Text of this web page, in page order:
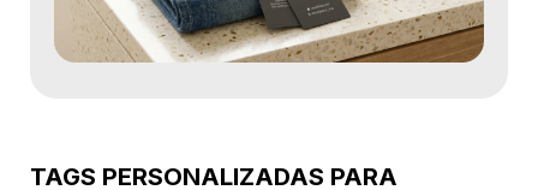
TAGS PERSONALIZADAS PARA